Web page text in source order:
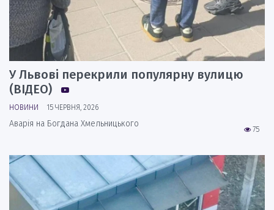
У Львові перекрили популярну вулицю
(ВІДЕО)
НОВИНИ 15 ЧЕРВНЯ, 2026
75
Аварія на Богдана Хмельницького